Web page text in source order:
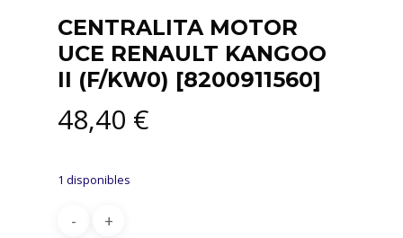
CENTRALITA MOTOR
UCE RENAULT KANGOO
II (F/KW0) [8200911560]
48,40 €
1 disponibles